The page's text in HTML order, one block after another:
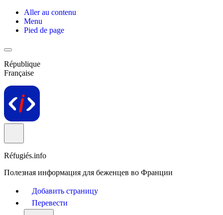
Aller au contenu
Menu
Pied de page
République
Française
Réfugiés.info
Полезная информация для беженцев во Франции
Добавить страницу
Перевести